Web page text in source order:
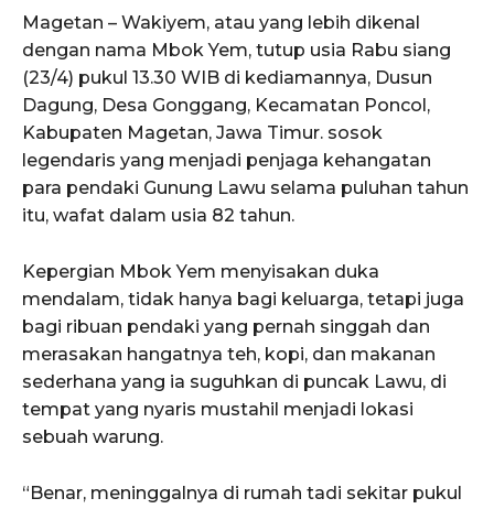
Magetan – Wakiyem, atau yang lebih dikenal
dengan nama Mbok Yem, tutup usia Rabu siang
(23/4) pukul 13.30 WIB di kediamannya, Dusun
Dagung, Desa Gonggang, Kecamatan Poncol,
Kabupaten Magetan, Jawa Timur. sosok
legendaris yang menjadi penjaga kehangatan
para pendaki Gunung Lawu selama puluhan tahun
itu, wafat dalam usia 82 tahun.
Kepergian Mbok Yem menyisakan duka
mendalam, tidak hanya bagi keluarga, tetapi juga
bagi ribuan pendaki yang pernah singgah dan
merasakan hangatnya teh, kopi, dan makanan
sederhana yang ia suguhkan di puncak Lawu, di
tempat yang nyaris mustahil menjadi lokasi
sebuah warung.
“Benar, meninggalnya di rumah tadi sekitar pukul